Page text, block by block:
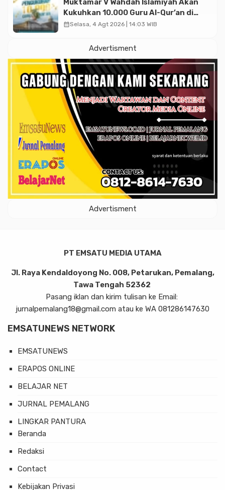
Muktamar V Wahdah Islamiyah Akan
Kukuhkan 10.000 Guru Al-Qur’an di
Masjid Istiqlal
calendar_monthSelasa, 4 Agt 2026 | 14:03 WIB
Advertisment
Advertisment
PT EMSATU MEDIA UTAMA
Jl. Raya Kendaldoyong No. 008, Petarukan, Pemalang,
Tawa Tengah 52362
Pasang iklan dan kirim tulisan ke Email:
jurnalpemalang18@gmail.com atau ke WA 081286147630
EMSATUNEWS NETWORK
EMSATUNEWS
ERAPOS ONLINE
BELAJAR NET
JURNAL PEMALANG
LINGKAR PANTURA
Beranda
Redaksi
Contact
Kebijakan Privasi